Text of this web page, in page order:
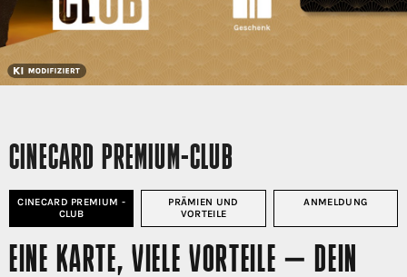
CINECARD PREMIUM-CLUB
CINECARD PREMIUM -
CLUB
PRÄMIEN UND
VORTEILE
ANMELDUNG
EINE KARTE, VIELE VORTEILE – DEIN